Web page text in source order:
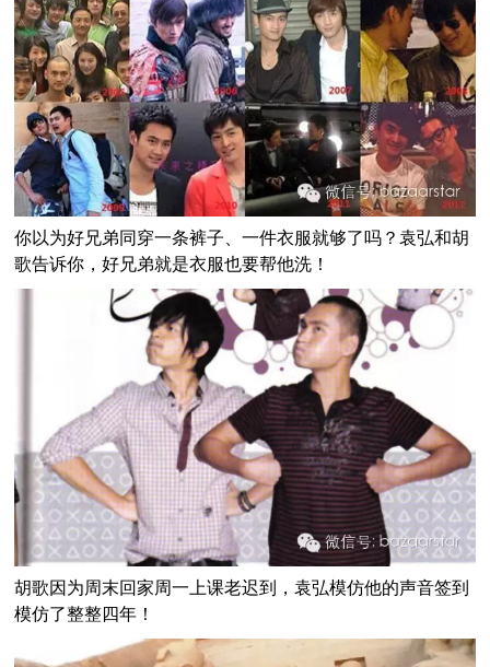
你以为好兄弟同穿一条裤子、一件衣服就够了吗？袁弘和胡
歌告诉你，好兄弟就是衣服也要帮他洗！
胡歌因为周末回家周一上课老迟到，袁弘模仿他的声音签到
模仿了整整四年！